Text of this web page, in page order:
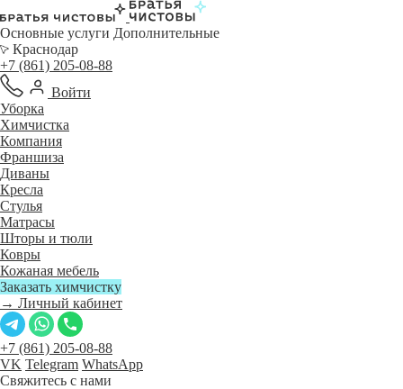
Основные услуги Дополнительные
Краснодар
+7 (861) 205-08-88
Войти
Уборка
Химчистка
Компания
Франшиза
Диваны
Кресла
Стулья
Матрасы
Шторы и тюли
Ковры
Кожаная мебель
Заказать химчистку
→ Личный кабинет
+7 (861) 205-08-88
VK Telegram WhatsApp
Свяжитесь с нами